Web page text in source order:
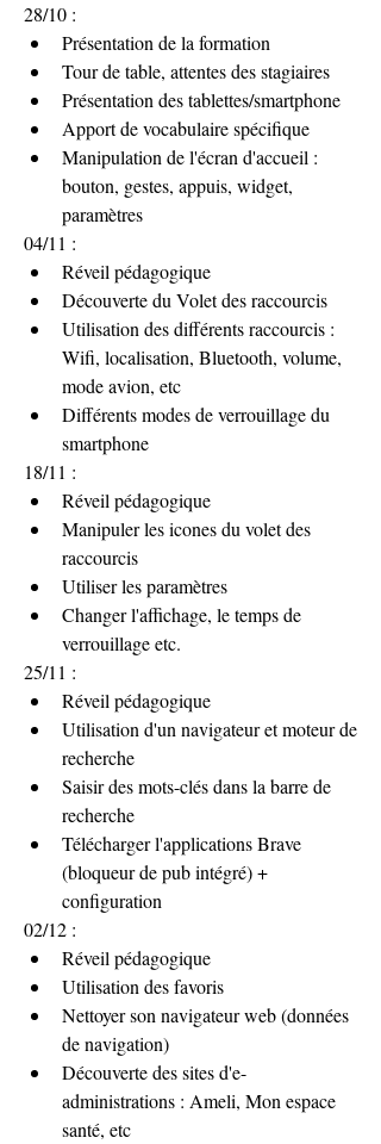
28/10 :
Présentation de la formation
Tour de table, attentes des stagiaires
Présentation des tablettes/smartphone
Apport de vocabulaire spécifique
Manipulation de l'écran d'accueil :
bouton, gestes, appuis, widget,
paramètres
04/11 :
Réveil pédagogique
Découverte du Volet des raccourcis
Utilisation des différents raccourcis :
Wifi, localisation, Bluetooth, volume,
mode avion, etc
Différents modes de verrouillage du
smartphone
18/11 :
Réveil pédagogique
Manipuler les icones du volet des
raccourcis
Utiliser les paramètres
Changer l'affichage, le temps de
verrouillage etc.
25/11 :
Réveil pédagogique
Utilisation d'un navigateur et moteur de
recherche
Saisir des mots-clés dans la barre de
recherche
Télécharger l'applications Brave
(bloqueur de pub intégré) +
configuration
02/12 :
Réveil pédagogique
Utilisation des favoris
Nettoyer son navigateur web (données
de navigation)
Découverte des sites d'e-
administrations : Ameli, Mon espace
santé, etc